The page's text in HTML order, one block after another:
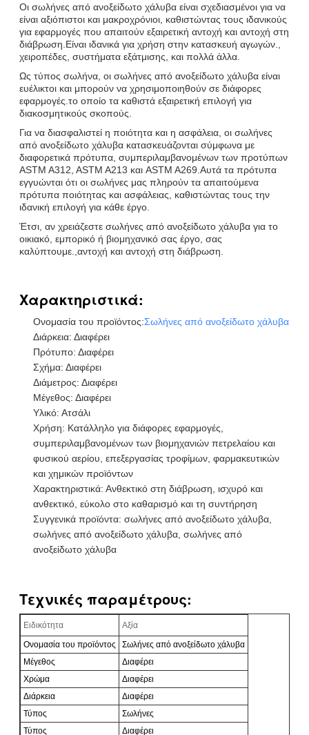
Οι σωλήνες από ανοξείδωτο χάλυβα είναι σχεδιασμένοι για να
είναι αξιόπιστοι και μακροχρόνιοι, καθιστώντας τους ιδανικούς
για εφαρμογές που απαιτούν εξαιρετική αντοχή και αντοχή στη
διάβρωση.Είναι ιδανικά για χρήση στην κατασκευή αγωγών.,
χειροπέδες, συστήματα εξάτμισης, και πολλά άλλα.
Ως τύπος σωλήνα, οι σωλήνες από ανοξείδωτο χάλυβα είναι
ευέλικτοι και μπορούν να χρησιμοποιηθούν σε διάφορες
εφαρμογές.το οποίο τα καθιστά εξαιρετική επιλογή για
διακοσμητικούς σκοπούς.
Για να διασφαλιστεί η ποιότητα και η ασφάλεια, οι σωλήνες
από ανοξείδωτο χάλυβα κατασκευάζονται σύμφωνα με
διαφορετικά πρότυπα, συμπεριλαμβανομένων των προτύπων
ASTM A312, ASTM A213 και ASTM A269.Αυτά τα πρότυπα
εγγυώνται ότι οι σωλήνες μας πληρούν τα απαιτούμενα
πρότυπα ποιότητας και ασφάλειας, καθιστώντας τους την
ιδανική επιλογή για κάθε έργο.
Έτσι, αν χρειάζεστε σωλήνες από ανοξείδωτο χάλυβα για το
οικιακό, εμπορικό ή βιομηχανικό σας έργο, σας
καλύπτουμε.,αντοχή και αντοχή στη διάβρωση.
Χαρακτηριστικά:
Ονομασία του προϊόντος:Σωλήνες από ανοξείδωτο χάλυβα
Διάρκεια: Διαφέρει
Πρότυπο: Διαφέρει
Σχήμα: Διαφέρει
Διάμετρος: Διαφέρει
Μέγεθος: Διαφέρει
Υλικό: Ατσάλι
Χρήση: Κατάλληλο για διάφορες εφαρμογές,
συμπεριλαμβανομένων των βιομηχανιών πετρελαίου και
φυσικού αερίου, επεξεργασίας τροφίμων, φαρμακευτικών
και χημικών προϊόντων
Χαρακτηριστικά: Ανθεκτικό στη διάβρωση, ισχυρό και
ανθεκτικό, εύκολο στο καθαρισμό και τη συντήρηση
Συγγενικά προϊόντα: σωλήνες από ανοξείδωτο χάλυβα,
σωλήνες από ανοξείδωτο χάλυβα, σωλήνες από
ανοξείδωτο χάλυβα
Τεχνικές παραμέτρους:
Ειδικότητα
Αξία
Ονομασία του προϊόντος
Σωλήνες από ανοξείδωτο χάλυβα
Μέγεθος
Διαφέρει
Χρώμα
Διαφέρει
Διάρκεια
Διαφέρει
Τύπος
Σωλήνες
Τύπος
Διαφέρει